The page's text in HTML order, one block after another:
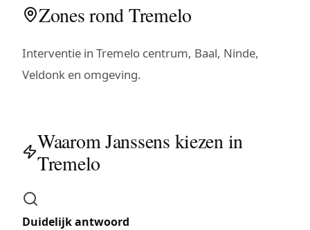
Zones rond Tremelo
Interventie in Tremelo centrum, Baal, Ninde,
Veldonk en omgeving.
Waarom Janssens kiezen in
Tremelo
Duidelijk antwoord